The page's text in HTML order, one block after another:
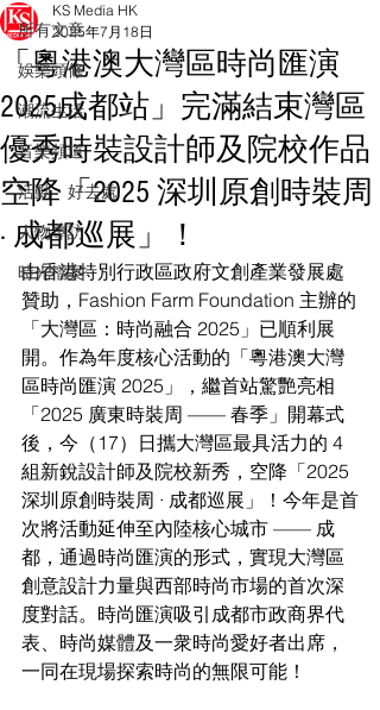
所有文章
娛樂頭條
潮流生活
音樂頻道
活動・好去處
人物專訪
時光檔案
「粵港澳大灣區時尚匯演
2025成都站」完滿結束灣區
優秀時裝設計師及院校作品
空降「2025 深圳原創時裝周
· 成都巡展」！
KS Media HK
2025年7月18日
由香港特別行政區政府文創產業發展處
贊助，Fashion Farm Foundation 主辦的
「大灣區：時尚融合 2025」已順利展
開。作為年度核心活動的「粵港澳大灣
區時尚匯演 2025」，繼首站驚艷亮相
「2025 廣東時裝周 —— 春季」開幕式
後，今（17）日攜大灣區最具活力的 4
組新銳設計師及院校新秀，空降「2025
深圳原創時裝周 · 成都巡展」！今年是首
次將活動延伸至內陸核心城市 —— 成
都，通過時尚匯演的形式，實現大灣區
創意設計力量與西部時尚市場的首次深
度對話。時尚匯演吸引成都市政商界代
表、時尚媒體及一衆時尚愛好者出席，
一同在現場探索時尚的無限可能！